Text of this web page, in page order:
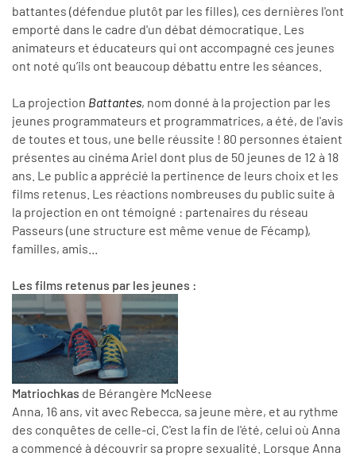
battantes (défendue plutôt par les filles), ces dernières l'ont
emporté dans le cadre d'un débat démocratique. Les
animateurs et éducateurs qui ont accompagné ces jeunes
ont noté qu’ils ont beaucoup débattu entre les séances.
La projection Battantes, nom donné à la projection par les
jeunes programmateurs et programmatrices, a été, de l'avis
de toutes et tous, une belle réussite ! 80 personnes étaient
présentes au cinéma Ariel dont plus de 50 jeunes de 12 à 18
ans. Le public a apprécié la pertinence de leurs choix et les
films retenus. Les réactions nombreuses du public suite à
la projection en ont témoigné : partenaires du réseau
Passeurs (une structure est même venue de Fécamp),
familles, amis...
Les films retenus par les jeunes :
Matriochkas de Bérangère McNeese
Anna, 16 ans, vit avec Rebecca, sa jeune mère, et au rythme
des conquêtes de celle-ci. C'est la fin de l'été, celui où Anna
a commencé à découvrir sa propre sexualité. Lorsque Anna